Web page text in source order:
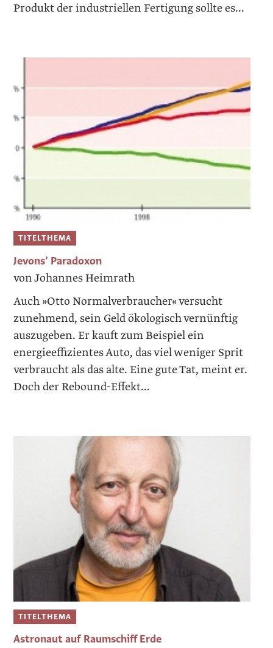
Produkt der industriellen Fertigung sollte es...
TITELTHEMA
Jevons’ Paradoxon
von Johannes Heimrath
Auch »Otto Normalverbraucher« versucht
zunehmend, sein Geld ökologisch vernünftig
auszugeben. Er kauft zum Beispiel ein
energieeffizientes Auto, das viel weniger Sprit
verbraucht als das alte. Eine gute Tat, meint er.
Doch der Rebound-Effekt...
TITELTHEMA
Astronaut auf Raumschiff Erde